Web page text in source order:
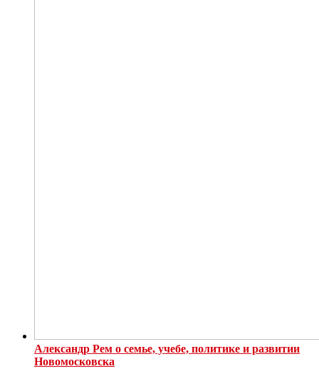
Александр Рем о семье, учебе, политике и развитии
Новомосковска